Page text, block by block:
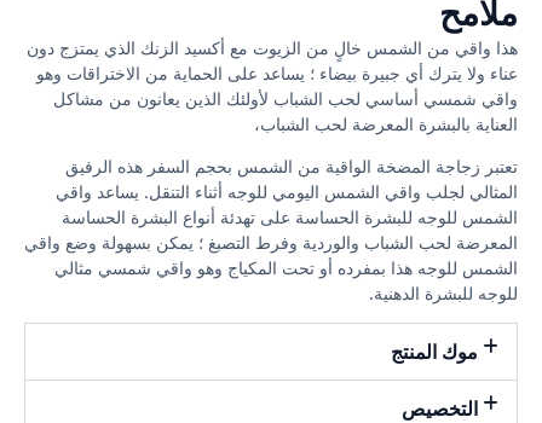
ملامح
هذا واقي من الشمس خالٍ من الزيوت مع أكسيد الزنك الذي يمتزج دون
عناء ولا يترك أي جبيرة بيضاء ؛ يساعد على الحماية من الاختراقات وهو
واقي شمسي أساسي لحب الشباب لأولئك الذين يعانون من مشاكل
العناية بالبشرة المعرضة لحب الشباب،
تعتبر زجاجة المضخة الواقية من الشمس بحجم السفر هذه الرفيق
المثالي لجلب واقي الشمس اليومي للوجه أثناء التنقل. يساعد واقي
الشمس للوجه للبشرة الحساسة على تهدئة أنواع البشرة الحساسة
المعرضة لحب الشباب والوردية وفرط التصبغ ؛ يمكن بسهولة وضع واقي
الشمس للوجه هذا بمفرده أو تحت المكياج وهو واقي شمسي مثالي
للوجه للبشرة الدهنية.
موك المنتج
التخصيص